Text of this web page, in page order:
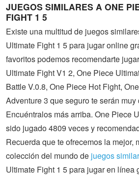
JUEGOS SIMILARES A ONE
FIGHT 1 5
Existe una multitud de juegos
Ultimate Fight 1 5 para jugar online
favoritos podemos recomendarte
Ultimate Fight V1 2, One Piece
Battle V.0.8, One Piece Hot Fight,
Adventure 3 que seguro te serán muy
Encuéntralos más arriba. One Piece
sido jugado 4809 veces y
Recuerda que te ofrecemos la mejor,
colección del mundo de juegos
Ultimate Fight 1 5 para jugar en línea